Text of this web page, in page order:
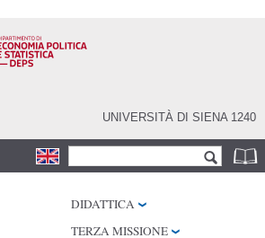
contenuto
principale
UNIVERSITÀ DI SIENA 1240
Form di ricerca
DIDATTICA
TERZA MISSIONE